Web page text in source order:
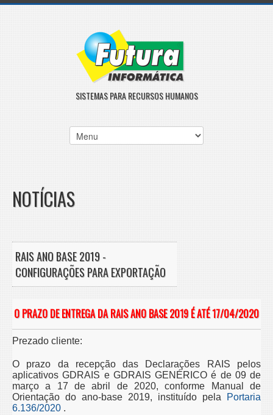
SISTEMAS PARA RECURSOS HUMANOS
NOTÍCIAS
RAIS ANO BASE 2019 -
CONFIGURAÇÕES PARA EXPORTAÇÃO
O PRAZO DE ENTREGA DA RAIS ANO BASE 2019 É ATÉ 17/04/2020
Prezado cliente:
O prazo da recepção das Declarações RAIS pelos
aplicativos GDRAIS e GDRAIS GENÉRICO é de 09 de
março a 17 de abril de 2020, conforme Manual de
Orientação do ano-base 2019, instituído pela
Portaria
6.136/2020 .